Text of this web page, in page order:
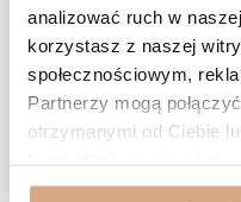
analizować ruch w
korzystasz z naszej
społecznościowym,
Partnerzy mogą
otrzymanymi od Ciebie